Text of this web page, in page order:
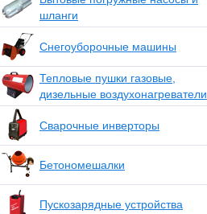
шланги
Снегоуборочные машины
Тепловые пушки газовые,
дизельные воздухонагреватели
Сварочные инверторы
Бетономешалки
Пускозарядные устройства